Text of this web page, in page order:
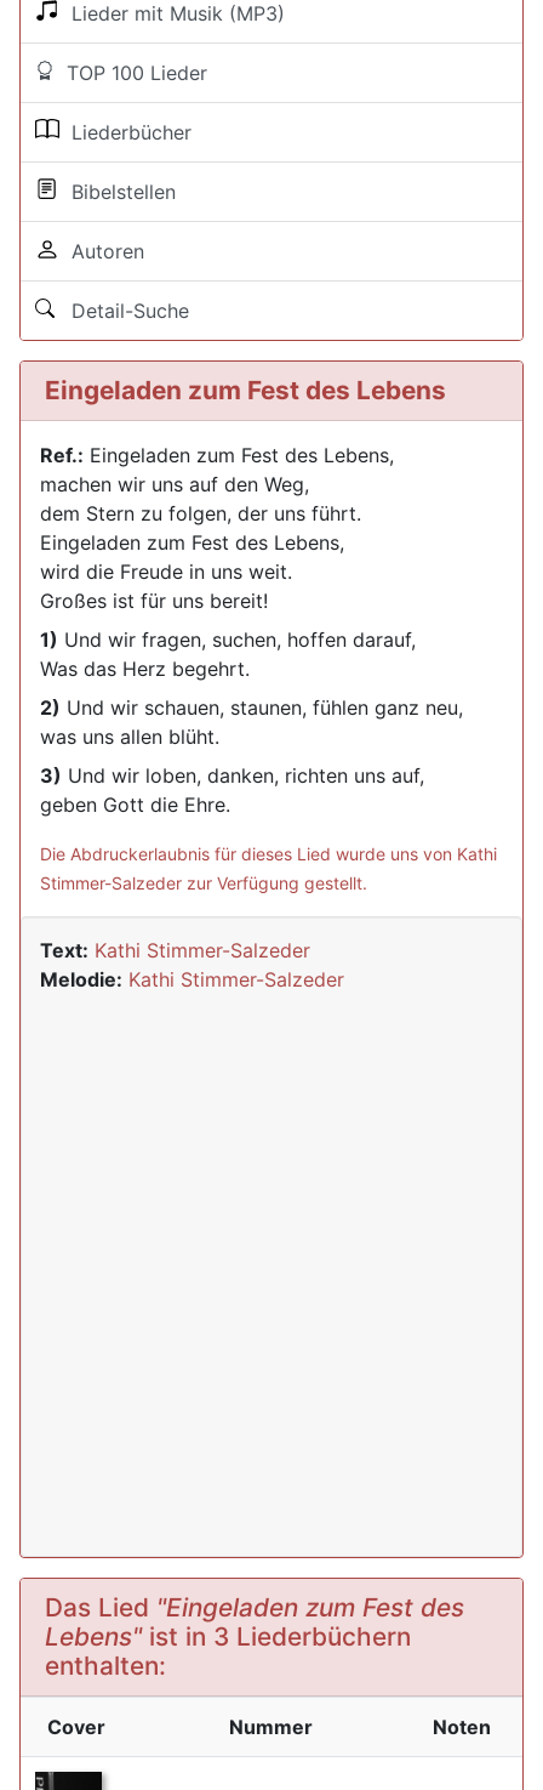
Lieder mit Musik (MP3)
TOP 100 Lieder
Liederbücher
Bibelstellen
Autoren
Detail-Suche
Eingeladen zum Fest des Lebens
Ref.: Eingeladen zum Fest des Lebens,
machen wir uns auf den Weg,
dem Stern zu folgen, der uns führt.
Eingeladen zum Fest des Lebens,
wird die Freude in uns weit.
Großes ist für uns bereit!
1) Und wir fragen, suchen, hoffen darauf,
Was das Herz begehrt.
2) Und wir schauen, staunen, fühlen ganz neu,
was uns allen blüht.
3) Und wir loben, danken, richten uns auf,
geben Gott die Ehre.
Die Abdruckerlaubnis für dieses Lied wurde uns von Kathi
Stimmer-Salzeder zur Verfügung gestellt.
Text: Kathi Stimmer-Salzeder
Melodie: Kathi Stimmer-Salzeder
Das Lied "Eingeladen zum Fest des
Lebens"ist in 3 Liederbüchern
enthalten:
Cover Nummer Noten